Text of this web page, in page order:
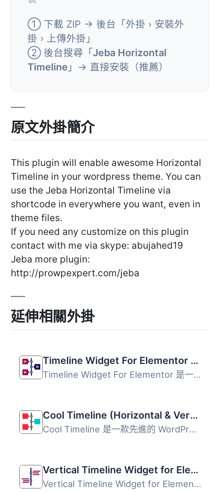
① 下載 ZIP → 後台「外掛 › 安裝外
掛 › 上傳外掛」
② 後台搜尋「Jeba Horizontal
Timeline 」→ 直接安裝（推薦）
原文外掛簡介
This plugin will enable awesome Horizontal
Timeline in your wordpress theme. You can
use the Jeba Horizontal Timeline via
shortcode in everywhere you want, even in
theme files.
If you need any customize on this plugin
contact with me via skype: abujahed19
Jeba more plugin:
http://prowpexpert.com/jeba
延伸相關外掛
Timeline Widget For Elementor (Elementor Timeline, Vertical & Horizontal Timeline)
Timeline Widget For Elementor 是一款強大的時間軸滑塊外掛...
Cool Timeline (Horizontal & Vertical Timeline)
Cool Timeline 是一款先進的 WordPress 外掛，能夠輕鬆創建網...
Vertical Timeline Widget for Elementor
Vertical Timeline Widget for Elementor 是一款強大的外掛，...